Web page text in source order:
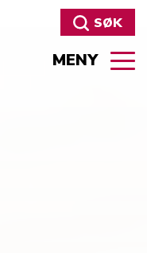
SØK
MENY